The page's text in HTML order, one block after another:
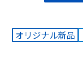
オリジナル新品